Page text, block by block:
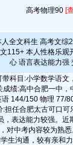
高考物理90 [
人全文科生 高考文综
115+ 本人性格乐观
心 语言表达能力强
带科目:小学数学语文
成绩:高中合肥一中
语 144/150 物理 77/
:担任合肥太古可口可
，表达能力较强。近
对中考内容较为熟
生沟通，较有亲和